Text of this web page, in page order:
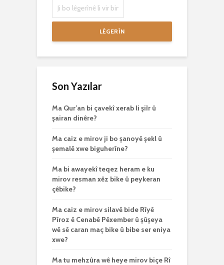
LÊGERÎN
Son Yazılar
Ma Qur’an bi çavekî xerab li şiîr û
şairan dinêre?
Ma caiz e mirov ji bo şanoyê şekl û
şemalê xwe biguherîne?
Ma bi awayekî teqez heram e ku
mirov resman xêz bike û peykeran
çêbike?
Ma caiz e mirov silavê bide Rîyê
Pîroz ê Cenabê Pêxember û şûşeya
wê sê caran maç bike û bibe ser eniya
xwe?
Ma tu mehzûra wê heye mirov biçe Rî